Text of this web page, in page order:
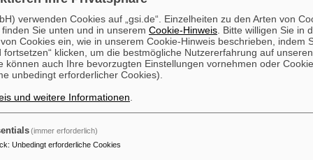
Preis für GSI/FAIR-Wissenschaftler Michael
in der biologischen Strahlenforschung
Der GSI/FAIR-Wissenschaftler Privatdozent Dr. Michael
biologische Strahlenforschung (DeGBS) in München für seine
Strahlenforschung mit dem Ulrich-Hagen-Preis
für herausragende Verdienste in der deutschen
typischerweise für ein Lebenswerk – vergeben.
verwenden Cookies auf „gsi.de“. Einzelheiten zu den Arten von
Sie unten und in unserem Cookie-Hinweis . Bitte willigen Sie in
Cookies ein, wie in unserem Cookie-Hinweis beschrieben, indem
fortsetzen“ klicken, um die bestmögliche Nutzererfahrung auf
können auch Ihre bevorzugten Einstellungen vornehmen oder
unbedingt erforderlicher Cookies).
und weitere Informationen
(immer erforderlich)
: Unbedingt erforderliche Cookies